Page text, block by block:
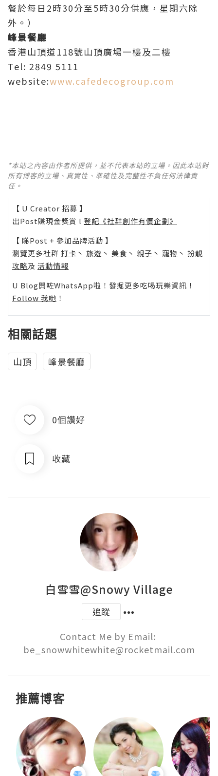
餐於每日2時30分至5時30分供應，星期六除
外。）
峰景餐廳
香港山頂道118號山頂廣場一樓及二樓
Tel: 2849 5111
website:www.cafedecogroup.com
*本站之內容由作者所提供，並不代表本站的立場。因此本站對
所有博客的立場、真實性、準確性及完整性不負任何法律責
任。
【 U Creator 招募 】
出Post賺現金獎賞 l 登記《社群創作有價企劃》
【 睇Post + 參加品牌活動 】
瀏覽更多社群 打卡 丶 旅遊 丶 美食 丶 親子 丶 寵物 丶 扮靚
攻略及 活動情報
U Blog開咗WhatsApp啦！發掘更多吃喝玩樂資訊！
Follow 我哋 ！
相關話題
山頂 峰景餐廳
0個讚好
收藏
白雪雪@Snowy Village
追蹤
Contact Me by Email:
be_snowwhitewhite@rocketmail.com
推薦博客